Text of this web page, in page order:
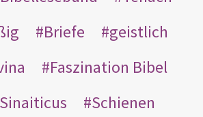
Briefe
geistlich
Faszination Bibel
Schienen